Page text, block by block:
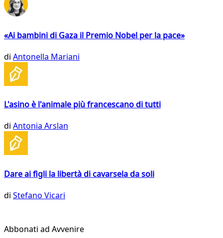
«Ai bambini di Gaza il Premio Nobel per la pace»
di Antonella Mariani
L'asino è l'animale più francescano di tutti
di Antonia Arslan
Dare ai figli la libertà di cavarsela da soli
di Stefano Vicari
Abbonati ad Avvenire